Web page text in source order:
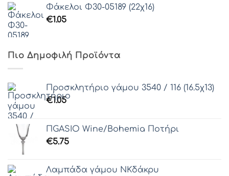
Φάκελοι Φ30-05189 (22χ16)
€1.05
Πιο Δημοφιλή Προϊόντα
Προσκλητήριο γάμου 3540 / 116 (16.5χ13)
€1.05
ΠGASIO Wine/Bohemia Ποτήρι
€5.75
Λαμπάδα γάμου ΝΚδάκρυ